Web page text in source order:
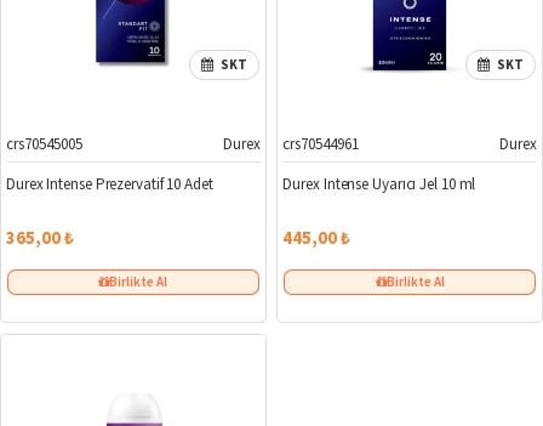
SKT
crs70545005
Durex
Durex Intense Prezervatif 10 Adet
365,00 ₺
Birlikte Al
SKT
crs70544961
Durex
Durex Intense Uyarıcı Jel 10 ml
445,00 ₺
Birlikte Al